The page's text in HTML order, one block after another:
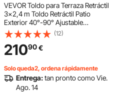
VEVOR Toldo para Terraza Retráctil
3x2,4 m Toldo Retráctil Patio
Exterior 40°-90° Ajustable
Viento/UV/Resistente al Agua Toldo
Sombrilla Poliéster con Manivela
para Patio, Terraza, Jardín, Balcón
(12)
21090€
Solo queda2, ordena rápidamente
Entrega:tan pronto como Vie.
Ago. 14